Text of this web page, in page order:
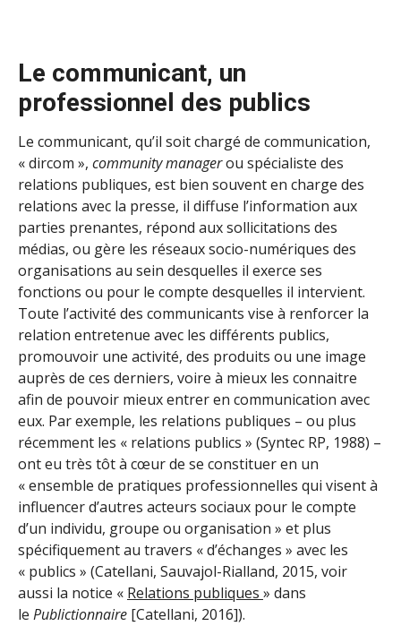
Le communicant, un
professionnel des publics
Le communicant, qu’il soit chargé de communication,
« dircom », community managerou spécialiste des
relations publiques, est bien souvent en charge des
relations avec la presse, il diffuse l’information aux
parties prenantes, répond aux sollicitations des
médias, ou gère les réseaux socio-numériques des
organisations au sein desquelles il exerce ses
fonctions ou pour le compte desquelles il intervient.
Toute l’activité des communicants vise à renforcer la
relation entretenue avec les différents publics,
promouvoir une activité, des produits ou une image
auprès de ces derniers, voire à mieux les connaitre
afin de pouvoir mieux entrer en communication avec
eux. Par exemple, les relations publiques – ou plus
récemment les « relations publics » (Syntec RP, 1988) –
ont eu très tôt à cœur de se constituer en un
« ensemble de pratiques professionnelles qui visent à
influencer d’autres acteurs sociaux pour le compte
d’un individu, groupe ou organisation » et plus
spécifiquement au travers « d’échanges » avec les
« publics » (Catellani, Sauvajol-Rialland, 2015, voir
aussi la notice « Relations publiques » dans
le Publictionnaire [Catellani, 2016]).